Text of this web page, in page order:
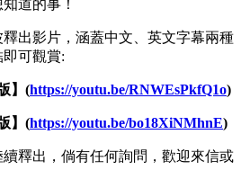
道的事！
出影片，涵蓋中文、英文字幕兩種
可觀賞:
】 (https://youtu.be/RNWEsPkfQ1o)
】 (https://youtu.be/bo18XiNMhnE)
釋出，倘有任何詢問，歡迎來信或